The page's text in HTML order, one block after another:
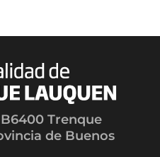
Trenque
de Buenos